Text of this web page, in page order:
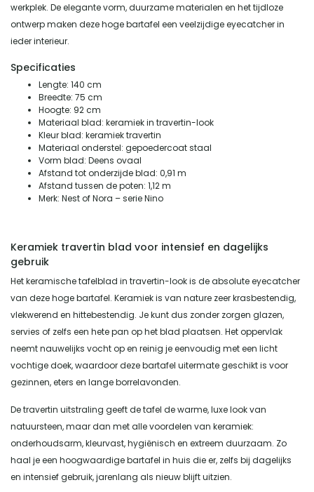
werkplek. De elegante vorm, duurzame materialen en het tijdloze
ontwerp maken deze hoge bartafel een veelzijdige eyecatcher in
ieder interieur.
Specificaties
Lengte: 140 cm
Breedte: 75 cm
Hoogte: 92 cm
Materiaal blad: keramiek in travertin-look
Kleur blad: keramiek travertin
Materiaal onderstel: gepoedercoat staal
Vorm blad: Deens ovaal
Afstand tot onderzijde blad: 0,91 m
Afstand tussen de poten: 1,12 m
Merk: Nest of Nora – serie Nino
Keramiek travertin blad voor intensief en dagelijks
gebruik
Het keramische tafelblad in travertin-look is de absolute eyecatcher
van deze hoge bartafel. Keramiek is van nature zeer krasbestendig,
vlekwerend en hittebestendig. Je kunt dus zonder zorgen glazen,
servies of zelfs een hete pan op het blad plaatsen. Het oppervlak
neemt nauwelijks vocht op en reinig je eenvoudig met een licht
vochtige doek, waardoor deze bartafel uitermate geschikt is voor
gezinnen, eters en lange borrelavonden.
De travertin uitstraling geeft de tafel de warme, luxe look van
natuursteen, maar dan met alle voordelen van keramiek:
onderhoudsarm, kleurvast, hygiënisch en extreem duurzaam. Zo
haal je een hoogwaardige bartafel in huis die er, zelfs bij dagelijks
en intensief gebruik, jarenlang als nieuw blijft uitzien.